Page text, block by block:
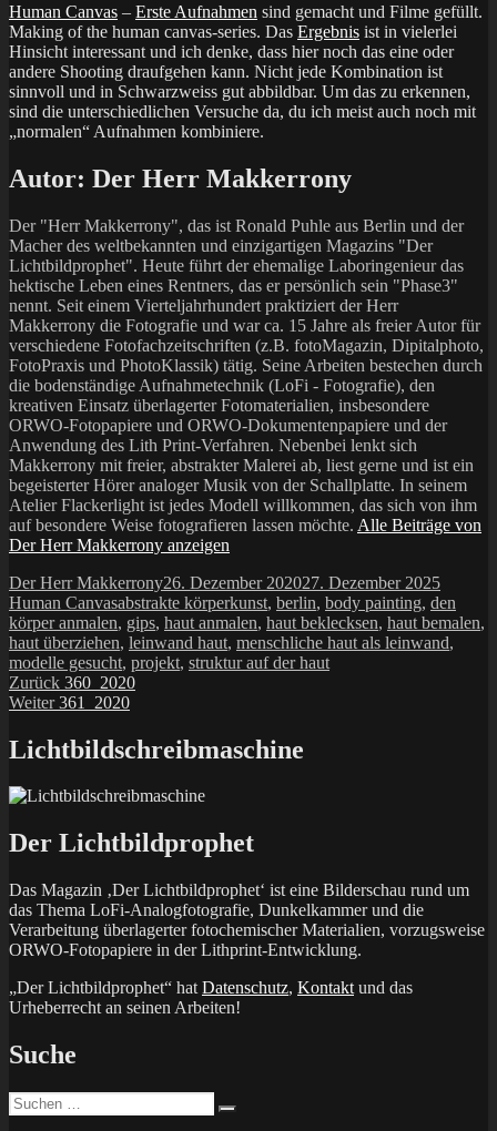
Human Canvas – Erste Aufnahmen sind gemacht und Filme gefüllt.
Making of the human canvas-series. Das Ergebnis ist in vielerlei
Hinsicht interessant und ich denke, dass hier noch das eine oder
andere Shooting draufgehen kann. Nicht jede Kombination ist
sinnvoll und in Schwarzweiss gut abbildbar. Um das zu erkennen,
sind die unterschiedlichen Versuche da, du ich meist auch noch mit
„normalen“ Aufnahmen kombiniere.
Autor: Der Herr Makkerrony
Der "Herr Makkerrony", das ist Ronald Puhle aus Berlin und der
Macher des weltbekannten und einzigartigen Magazins "Der
Lichtbildprophet". Heute führt der ehemalige Laboringenieur das
hektische Leben eines Rentners, das er persönlich sein "Phase3"
nennt. Seit einem Vierteljahrhundert praktiziert der Herr
Makkerrony die Fotografie und war ca. 15 Jahre als freier Autor für
verschiedene Fotofachzeitschriften (z.B. fotoMagazin, Dipitalphoto,
FotoPraxis und PhotoKlassik) tätig. Seine Arbeiten bestechen durch
die bodenständige Aufnahmetechnik (LoFi - Fotografie), den
kreativen Einsatz überlagerter Fotomaterialien, insbesondere
ORWO-Fotopapiere und ORWO-Dokumentenpapiere und der
Anwendung des Lith Print-Verfahren. Nebenbei lenkt sich
Makkerrony mit freier, abstrakter Malerei ab, liest gerne und ist ein
begeisterter Hörer analoger Musik von der Schallplatte. In seinem
Atelier Flackerlight ist jedes Modell willkommen, das sich von ihm
auf besondere Weise fotografieren lassen möchte. Alle Beiträge von
Der Herr Makkerrony anzeigen
Autor
Der Herr MakkerronyVeröffentlicht
am
26. Dezember 202027. Dezember 2025
Human CanvasSchlagwörter
abstrakte körperkunst, berlin, body painting, den
körper anmalen, gips, haut anmalen, haut beklecksen, haut bemalen,
haut überziehen, leinwand haut, menschliche haut als leinwand,
modelle gesucht, projekt, struktur auf der haut
Beitragsnavigation
Zurück Vorheriger
Beitrag:
360_2020
Weiter Nächster
361_2020
Lichtbildschreibmaschine
Der Lichtbildprophet
Das Magazin ‚Der Lichtbildprophet‘ ist eine Bilderschau rund um
das Thema LoFi-Analogfotografie, Dunkelkammer und die
Verarbeitung überlagerter fotochemischer Materialien, vorzugsweise
ORWO-Fotopapiere in der Lithprint-Entwicklung.
„Der Lichtbildprophet“ hat Datenschutz, Kontakt und das
Urheberrecht an seinen Arbeiten!
Suche
Suchen
nach: